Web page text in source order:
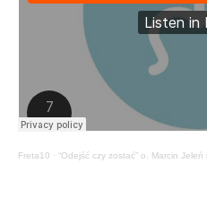
Freta10 · “Odejść czy zostać” o. Marcin Jeleń